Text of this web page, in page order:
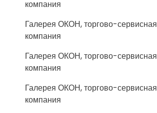
компания
Галерея ОКОН, торгово-сервисная
компания
Галерея ОКОН, торгово-сервисная
компания
Галерея ОКОН, торгово-сервисная
компания